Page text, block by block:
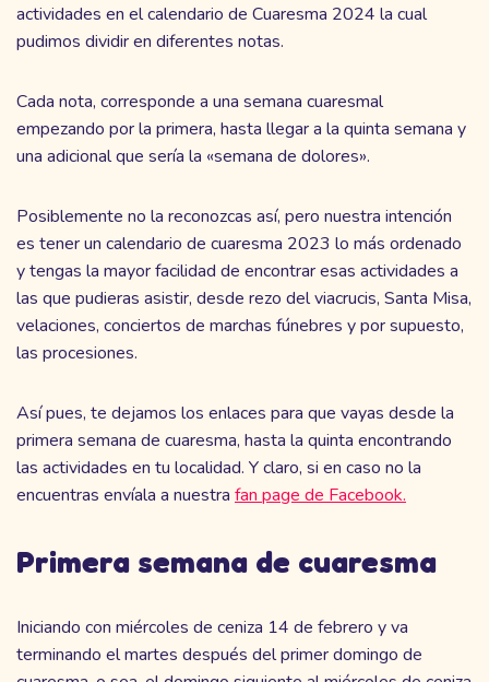
actividades en el calendario de Cuaresma 2024 la cual
pudimos dividir en diferentes notas.
Cada nota, corresponde a una semana cuaresmal
empezando por la primera, hasta llegar a la quinta semana y
una adicional que sería la «semana de dolores».
Posiblemente no la reconozcas así, pero nuestra intención
es tener un calendario de cuaresma 2023 lo más ordenado
y tengas la mayor facilidad de encontrar esas actividades a
las que pudieras asistir, desde rezo del viacrucis, Santa Misa,
velaciones, conciertos de marchas fúnebres y por supuesto,
las procesiones.
Así pues, te dejamos los enlaces para que vayas desde la
primera semana de cuaresma, hasta la quinta encontrando
las actividades en tu localidad. Y claro, si en caso no la
encuentras envíala a nuestra fan page de Facebook.
Primera semana de cuaresma
Iniciando con miércoles de ceniza 14 de febrero y va
terminando el martes después del primer domingo de